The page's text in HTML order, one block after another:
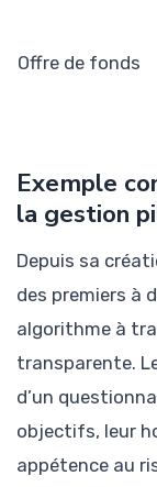
Offre de fonds
Exemple
la gestion
Depuis sa
des premiers à
algorithme à
transparente.
d’un
objectifs, leur
appétence au